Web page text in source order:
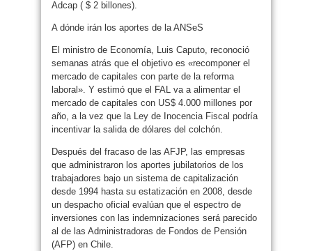
Adcap ( $ 2 billones).
A dónde irán los aportes de la ANSeS
El ministro de Economía, Luis Caputo, reconoció
semanas atrás que el objetivo es «recomponer el
mercado de capitales con parte de la reforma
laboral». Y estimó que el FAL va a alimentar el
mercado de capitales con US$ 4.000 millones por
año, a la vez que la Ley de Inocencia Fiscal podría
incentivar la salida de dólares del colchón.
Después del fracaso de las AFJP, las empresas
que administraron los aportes jubilatorios de los
trabajadores bajo un sistema de capitalización
desde 1994 hasta su estatización en 2008, desde
un despacho oficial evalúan que el espectro de
inversiones con las indemnizaciones será parecido
al de las Administradoras de Fondos de Pensión
(AFP) en Chile.